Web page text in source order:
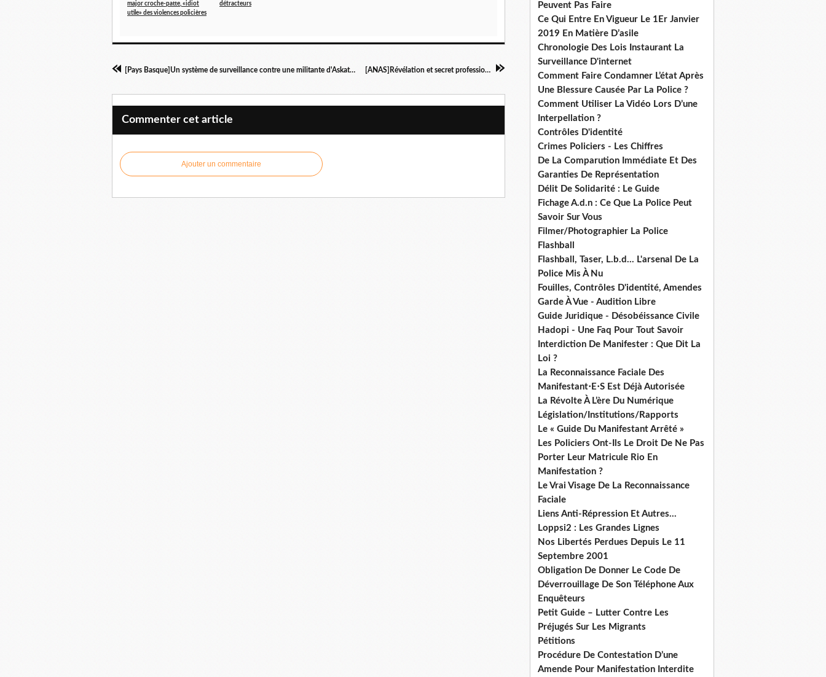
major croche-patte, «idiot
utile» des violences policières
détracteurs
[Pays Basque]Un système de surveillance contre une militante d'Askatasuna [ANAS]Révélation et secret professionnel
Commenter cet article
Ajouter un commentaire
Peuvent Pas Faire
Ce Qui Entre En Vigueur Le 1Er Janvier
2019 En Matière D’asile
Chronologie Des Lois Instaurant La
Surveillance D'internet
Comment Faire Condamner L’état Après
Une Blessure Causée Par La Police ?
Comment Utiliser La Vidéo Lors D’une
Interpellation ?
Contrôles D'identité
Crimes Policiers - Les Chiffres
De La Comparution Immédiate Et Des
Garanties De Représentation
Délit De Solidarité : Le Guide
Fichage A.d.n : Ce Que La Police Peut
Savoir Sur Vous
Filmer/Photographier La Police
Flashball
Flashball, Taser, L.b.d... L'arsenal De La
Police Mis À Nu
Fouilles, Contrôles D'identité, Amendes
Garde À Vue - Audition Libre
Guide Juridique - Désobéissance Civile
Hadopi - Une Faq Pour Tout Savoir
Interdiction De Manifester : Que Dit La
Loi ?
La Reconnaissance Faciale Des
Manifestant⋅E⋅S Est Déjà Autorisée
La Révolte À L’ère Du Numérique
Législation/Institutions/Rapports
Le « Guide Du Manifestant Arrêté »
Les Policiers Ont-Ils Le Droit De Ne Pas
Porter Leur Matricule Rio En
Manifestation ?
Le Vrai Visage De La Reconnaissance
Faciale
Liens Anti-Répression Et Autres...
Loppsi2 : Les Grandes Lignes
Nos Libertés Perdues Depuis Le 11
Septembre 2001
Obligation De Donner Le Code De
Déverrouillage De Son Téléphone Aux
Enquêteurs
Petit Guide – Lutter Contre Les
Préjugés Sur Les Migrants
Pétitions
Procédure De Contestation D’une
Amende Pour Manifestation Interdite